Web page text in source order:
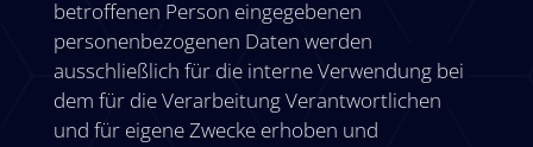
betroffenen Person eingegebenen
personenbezogenen Daten werden
ausschließlich für die interne Verwendung bei
dem für die Verarbeitung Verantwortlichen
und für eigene Zwecke erhoben und